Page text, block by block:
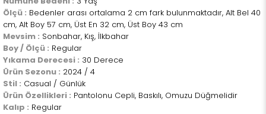
Ölçü : Bedenler arası ortalama 2 cm fark bulunmaktadır, Alt Bel 40
cm, Alt Boy 57 cm, Üst En 32 cm, Üst Boy 43 cm
Mevsim : Sonbahar, Kış, İlkbahar
Boy / Ölçü : Regular
Yıkama Derecesi : 30 Derece
Ürün Sezonu : 2024 / 4
Stil : Casual / Günlük
Ürün Özellikleri : Pantolonu Cepli, Baskılı, Omuzu Düğmelidir
Kalıp : Regular